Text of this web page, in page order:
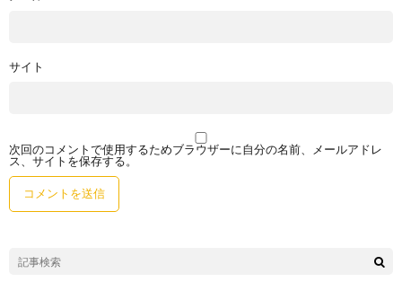
サイト
次回のコメントで使用するためブラウザーに自分の名前、メールアドレ
ス、サイトを保存する。